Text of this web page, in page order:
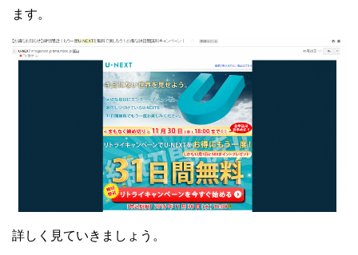
ます。
詳しく見ていきましょう。